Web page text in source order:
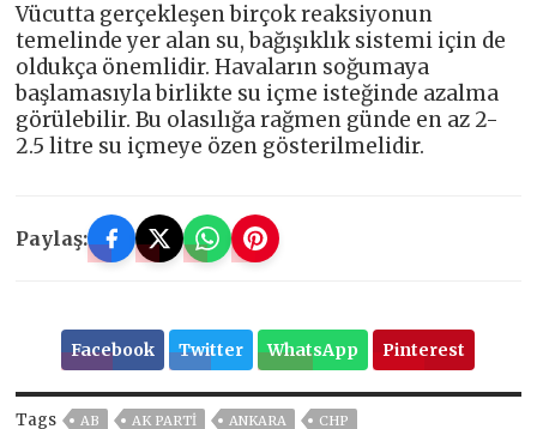
Vücutta gerçekleşen birçok reaksiyonun
temelinde yer alan su, bağışıklık sistemi için de
oldukça önemlidir. Havaların soğumaya
başlamasıyla birlikte su içme isteğinde azalma
görülebilir. Bu olasılığa rağmen günde en az 2-
2.5 litre su içmeye özen gösterilmelidir.
Paylaş:
Facebook Twitter WhatsApp Pinterest
Tags AB AK PARTİ ANKARA
CHP